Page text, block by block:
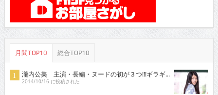
月間TOP10 総合TOP10
瀧内公美 主演・長編・ヌードの初が３つ!!!ギラギ...
2014/10/16 に投稿された